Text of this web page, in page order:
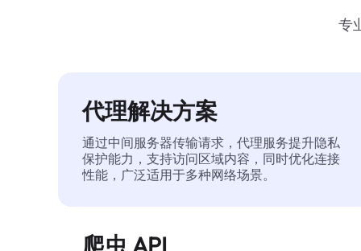
专
代理解决方案
通过中间服务器传输请求，代理服务提升隐私
保护能力，支持访问区域内容，同时优化连接
性能，广泛适用于多种网络场景。
爬虫 API